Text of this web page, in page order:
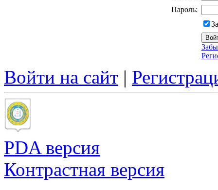
Пароль:
Войти на сайт |
PDA версия
Контрастная версия